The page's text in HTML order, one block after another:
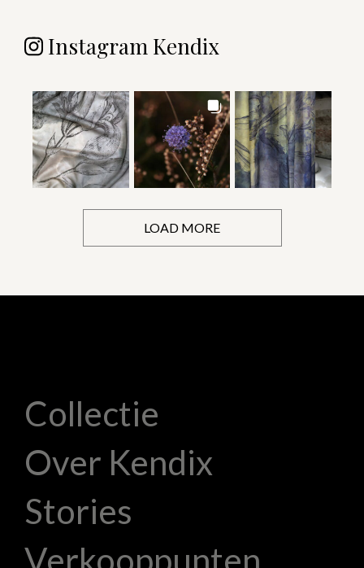
Instagram Kendix
LOAD MORE
Collectie
Over Kendix
Stories